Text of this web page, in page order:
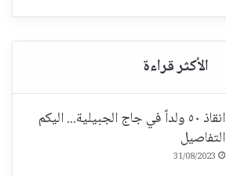
انقاذ ٥٠ ولداً في جاج الجبيلية... اليكم
التفاصيل
31/08/2023